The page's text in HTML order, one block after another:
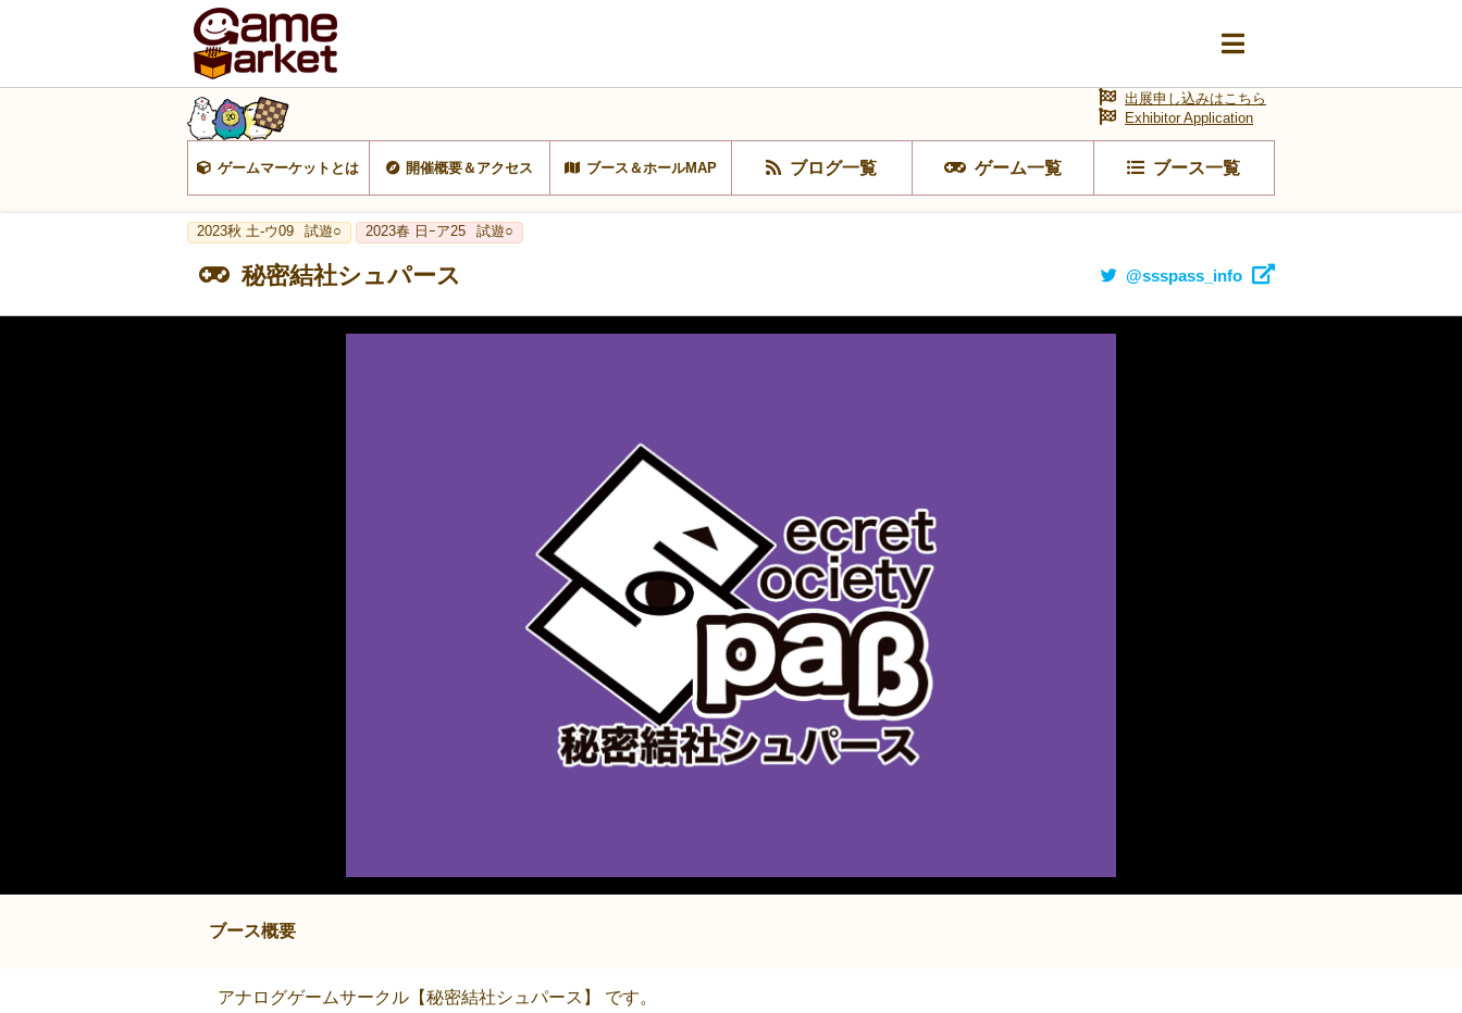
ゲームマーケットとは 開催概要＆アクセス ブース＆ホールMAP ブログ一覧 ゲーム一覧 ブース一覧
出展申し込みはこちら
Exhibitor Application
2023秋 土-ウ09 試遊○ 2023春 日ｰア25 試遊○
秘密結社シュパース @ssspass_info
ブース概要
アナログゲームサークル【秘密結社シュパース】 です。